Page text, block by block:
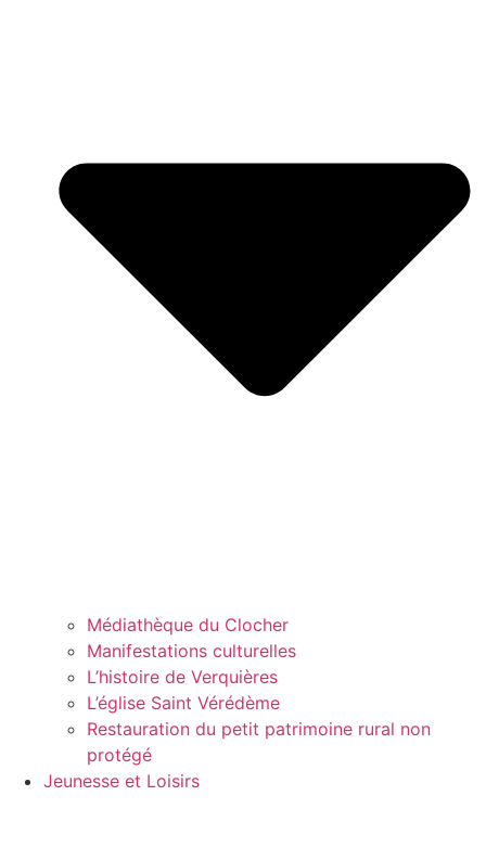
Médiathèque du Clocher
Manifestations culturelles
L’histoire de Verquières
L’église Saint Vérédème
Restauration du petit patrimoine rural non
protégé
Jeunesse et Loisirs